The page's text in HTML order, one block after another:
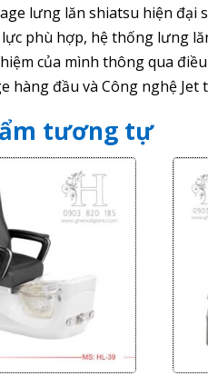
lưng lăn shiatsu hiện đại
lực phù hợp, hệ thống lưng
của mình thông qua
hàng đầu và Công nghệ
tương tự